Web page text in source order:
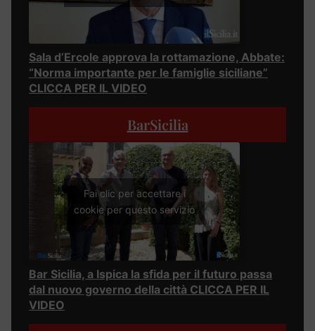
Sala d’Ercole approva la rottamazione, Abbate:
“Norma importante per le famiglie siciliane”
CLICCA PER IL VIDEO
BarSicilia
Fai clic per accettare i
cookie per questo servizio
Bar Sicilia, a Ispica la sfida per il futuro passa
dal nuovo governo della città CLICCA PER IL
VIDEO